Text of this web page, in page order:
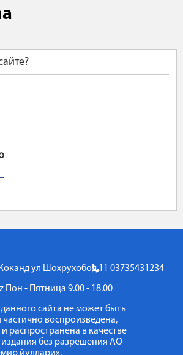
ул Шохрухобод 11 03735431234
Пон - Пятница 9.00 - 18.00
сайта не может быть
воспроизведена,
распространена в качестве
без разрешения АО